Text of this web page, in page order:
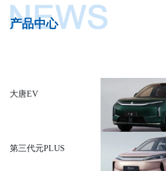
产品中心
大唐EV
第三代元PLUS